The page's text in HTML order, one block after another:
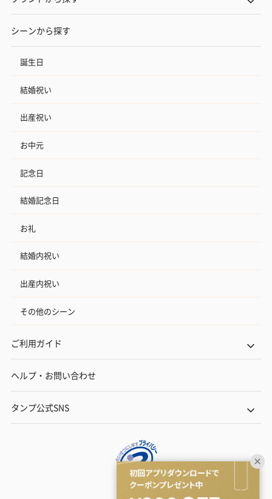
シーンから探す
誕生日
結婚祝い
出産祝い
お中元
記念日
結婚記念日
お礼
結婚内祝い
出産内祝い
その他のシーン
ご利用ガイド
ヘルプ・お問い合わせ
タンプ公式SNS